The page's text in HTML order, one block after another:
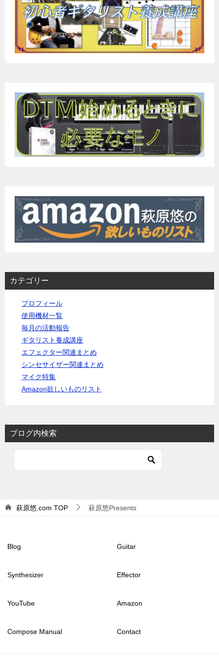
カテゴリー
プロフィール
使用機材一覧
毎月の活動報告
ギタリスト養成講座
エフェクター関連まとめ
シンセサイザー関連まとめ
マイク特集
Amazon欲しいものリスト
ブログ内検索
萩原悠.com TOP 萩原悠Presents
Blog Guitar
Synthesizer Effector
YouTube Amazon
Compose Manual Contact